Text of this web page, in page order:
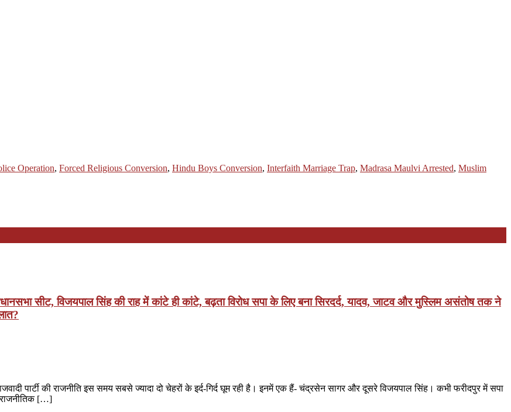
Operation, Forced Religious Conversion, Hindu Boys Conversion, Interfaith Marriage Trap, Madrasa Maulvi Arrested, Muslim
सीट, विजयपाल सिंह की राह में कांटे ही कांटे, बढ़ता विरोध सपा के लिए बना सिरदर्द, यादव, जाटव और मुस्लिम असंतोष तक ने
पार्टी की राजनीति इस समय सबसे ज्यादा दो चेहरों के इर्द-गिर्द घूम रही है। इनमें एक हैं- चंद्रसेन सागर और दूसरे विजयपाल सिंह। कभी फरीदपुर में सपा
राजनीतिक […]